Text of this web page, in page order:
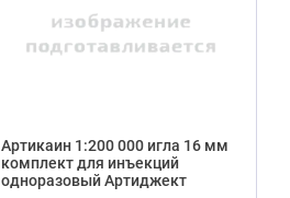
Артикаин 1:200 000 игла 16 мм
комплект для инъекций
одноразовый Артиджект